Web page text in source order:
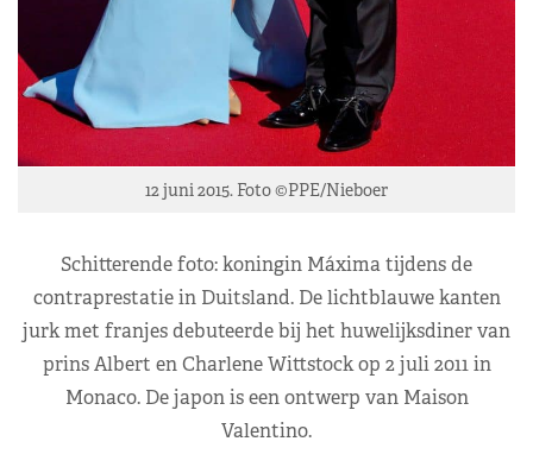
12 juni 2015. Foto ©PPE/Nieboer
Schitterende foto: koningin Máxima tijdens de
contraprestatie in Duitsland. De lichtblauwe kanten
jurk met franjes debuteerde bij het huwelijksdiner van
prins Albert en Charlene Wittstock op 2 juli 2011 in
Monaco. De japon is een ontwerp van Maison
Valentino.